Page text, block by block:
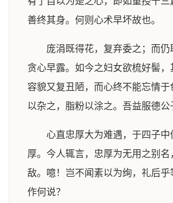
善终其身。何则心术早坏故也。
庞涓既得花，复弃委之；而
贪心早露。如今之妇女欲梳好髻，
容貌又复丑陋，而心终不能忘情于
以杂之，脂粉以涂之。吾益服德公
心直忠厚大为难遇，于四子中
厚。今人辄言，忠厚为无用之别名
敌。噫！岂不闻素以为绚，礼后
作何说？